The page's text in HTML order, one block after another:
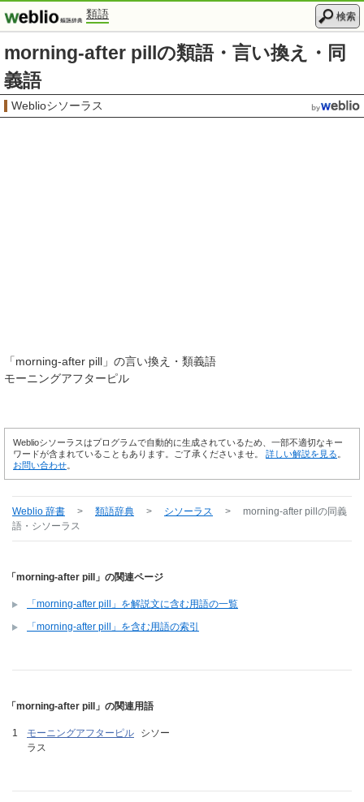
類語 検索
morning-after pillの類語・言い換え・同
義語
Weblioシソーラス
「morning-after pill 」の言い換え・類義語
モーニングアフターピル
Weblioシソーラスはプログラムで自動的に生成されているため、一部不適切なキー
ワードが含まれていることもあります。ご了承くださいませ。 詳しい解説を見る
お問い合わせ
Weblio 辞書 > 類語辞典 > シソーラス > morning-after pill の同義
語・シソーラス
「morning-after pill」の関連ページ
「morning-after pill」を解説文に含む用語の一覧
「morning-after pill」を含む用語の索引
「morning-after pill」の関連用語
モーニングアフターピル
シソー
ラス